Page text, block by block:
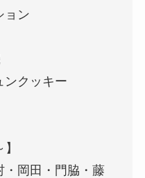
ョン
ンクッキー
・岡田・門脇・藤